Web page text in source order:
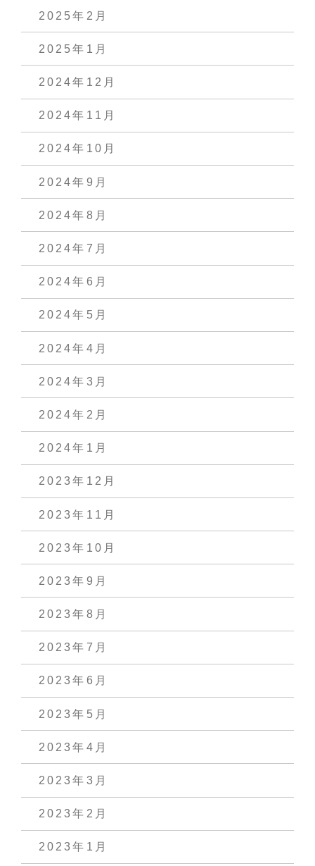
2025年2月
2025年1月
2024年12月
2024年11月
2024年10月
2024年9月
2024年8月
2024年7月
2024年6月
2024年5月
2024年4月
2024年3月
2024年2月
2024年1月
2023年12月
2023年11月
2023年10月
2023年9月
2023年8月
2023年7月
2023年6月
2023年5月
2023年4月
2023年3月
2023年2月
2023年1月